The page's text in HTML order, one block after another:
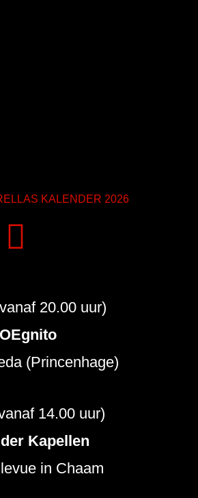
KALENDER 2026
20.00 uur)
(Princenhage)
14.00 uur)
Kapellen
in Chaam